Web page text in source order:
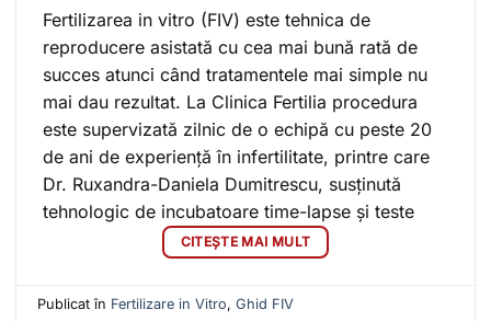
Fertilizarea in vitro (FIV) este tehnica de
reproducere asistată cu cea mai bună rată de
succes atunci când tratamentele mai simple nu
mai dau rezultat. La Clinica Fertilia procedura
este supervizată zilnic de o echipă cu peste 20
de ani de experiență în infertilitate, printre care
Dr. Ruxandra-Daniela Dumitrescu, susținută
tehnologic de incubatoare time-lapse și teste
CITEȘTE MAI MULT
Publicat în Fertilizare in Vitro,Ghid FIV